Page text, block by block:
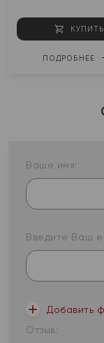
КУПИТЬ
ПОДРОБНЕЕ
Ваше имя:
Введите Ваш
Добавить
Отзыв: